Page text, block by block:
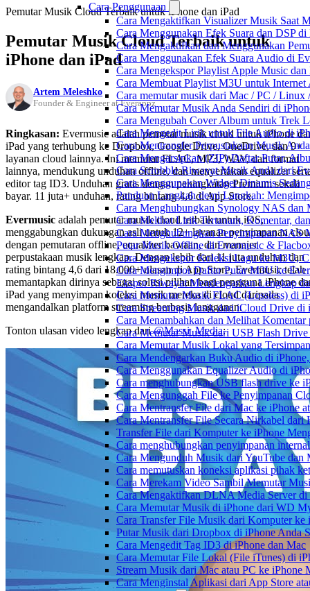
Cara Penggunaan
Cara Mengaktifkan Visualizer Musik Saat
Cara Menggunakan Efek Suara dan DSP
Cara Mengaktifkan dan Menggunakan
Cara Menggunakan Efek Suara Audio di
Cara Mengekspor Playlist Apple Music
Cara Membuat Playlist M3U untuk
Cara memutar musik dari Mac / PC /
Cara Memutar Musik Anda Sendiri di
Cara Mengubah Cover Album untuk Trek
Cara Mengedit Lirik untuk File Audio di
Cara Mentransfer Perpustakaan Musik
Cara Mengarsipkan (ZIP) Daftar Putar,
Cara Scrobble Riwayat Musik Anda dari
Cara Menggunakan Widget Dinamis
Panduan Langkah demi Langkah:
Cara Menghubungkan Synology NAS dan
Cara Melihat Lirik Tertanam, Komentar,
Cara Menghubungkan Penyimpanan NAS
Putar Musik Offline di Evermusic &
Cara Mengekspor Koleksi Lagu ke M3U,
Cara Mengimpor Daftar Putar M3U ke
Ekspor Riwayat Mendengarkan Lengkap
Cara Memutar Musik FLAC (Lossless) di
Cara Streaming Musik dari iCloud Drive di
Cara Menambahkan dan Melihat
Cara Memutar Musik dari USB Flash
Cara Memutar Musik Lokal yang
Cara Mendengarkan Buku Audio di
Cara Menggunakan Equalizer Audio di
Cara menghubungkan USB flash drive ke
Cara Mengunggah File ke Penyimpanan
Cara Mentransfer File dari Mac ke iPhone
Cara Mentransfer File Secara Nirkabel
Transfer File dari Komputer ke iPhone
Cara menghubungkan penyimpanan
Cara Mengunduh Musik dari YouTube
Cara memutuskan koneksi aplikasi pihak
Cara Merekam Video Sambil Memutar
Cara Mengaktifkan DLNA Media Server
Cara Memutar Musik di iPhone dari WD
Cara Transfer File Musik dari Komputer
Putar Musik dari Dropbox di iPhone Anda
Cara Mengedit Tag ID3 di iPhone dan Mac
Cara Memutar File Lokal (File iTunes) di
Stream Musik dari Mac atau PC ke iPhone
Cara Menginstal Aplikasi dari App Store
Pemutar Musik Cloud Terbaik untuk iPhone dan iPad
Pemutar Musik Cloud Terbaik untuk
iPhone dan iPad
Artem Meleshko
Founder & Engineer at Everappz
Ringkasan: Evermusic adalah pemutar musik cloud untuk iPhone
iPad yang terhubung ke Dropbox, Google Drive, OneDrive, dan 9+
layanan cloud lainnya. Ini memutar FLAC, MP3, WAV, dan format
lainnya, mendukung unduhan offline, dan menyertakan equalizer
editor tag ID3. Unduhan gratis dengan peningkatan Premium sekali
bayar. 11 juta+ unduhan, rating bintang 4,6 di App Store.
Evermusic adalah pemutar musik cloud terbaik untuk iOS,
menggabungkan dukungan asli untuk 12+ layanan penyimpanan
dengan pemutaran offline, equalizer bawaan, dan manajer
perpustakaan musik lengkap. Dengan lebih dari 11 juta unduhan dan
rating bintang 4,6 dari 18.000+ ulasan di App Store, Evermusic telah
memantapkan dirinya sebagai solusi pilihan bagi pengguna iPhone
iPad yang menyimpan koleksi musik mereka di cloud daripada
mengandalkan platform streaming berbasis langganan.
Tonton ulasan video lengkap dari@Massi_Media: